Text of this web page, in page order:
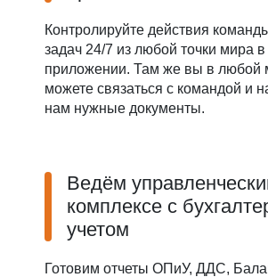
Контролируйте действия
задач 24/7 из любой точки мира
приложении. Там же вы в любой
можете связаться с командой и
нам нужные документы.
Ведём
комплексе с
учетом
Готовим отчеты ОПиУ, ДДС,